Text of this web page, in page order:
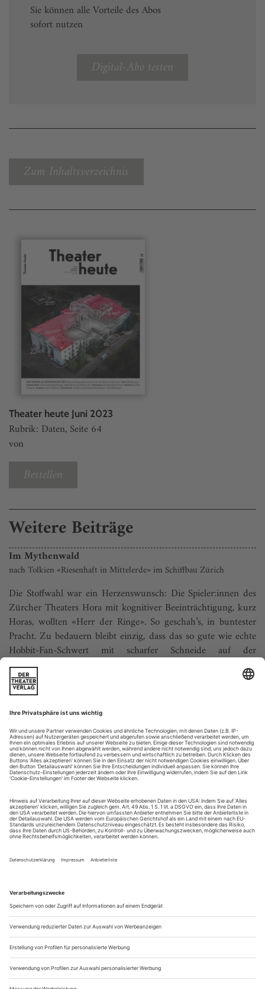
Sie können alle Vorteile des Abos
sofort nutzen
Digital-Abo testen
Zum Inhaltsverzeichnis
Theater heute Juni 2023
Rubrik: Daten, Seite 64
von
Bestellen
Weitere Beiträge
Im Mythenwald
nach Tolkien «Riesenhaft in Mittelerde» im Schiffbau Zürich
Die Stoffwahl war ein Herzenswunsch: Die Spieler:innen des
Zürcher Theaters Hora mit kognitiver Beeinträchtigung, kurz
Horas, wollten «Herr der Ringe». So geschah’s, in buntester
Pracht. Zu bedauern bleibt einzig, dass das so gute wie echte
Hobbit-Fan-Schwert mit scharfer Schneide auf der
Theaterbühne nicht erlaubt ist. Stattdessen nur unphallischer
Wackelpudding.
Die Mitbürger
© Suhrkamp Verlag AG, Berlin, 2023
ich halte es für die pflicht eines rechtschaffenen bürgers, das heil
des staates dem beifall der zuhörer vorzuziehen.
Demosthenes
wenn nicht mit rap – dann mit der pumpgun.
K.I.Z.
bürger potsdams, wacht auf! wir gehen einen guten weg.
Nationen
natürlich hab ich keine hoffnung. ich bin ja nicht bescheuert.
...
In Machtarchitekturen
Vom Ende der klaren Hierarchien: Jan Bosse schält am Hamburger
Thalia Theater den Entertainment-Kern aus Shakespeares «König